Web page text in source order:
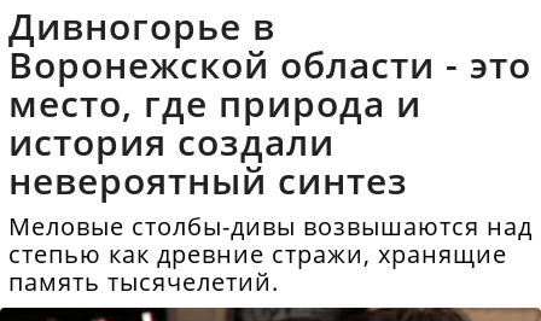
Дивногорье в
Воронежской области - это
место, где природа и
история создали
невероятный синтез
Меловые столбы-дивы возвышаются над
степью как древние стражи, хранящие
память тысячелетий.